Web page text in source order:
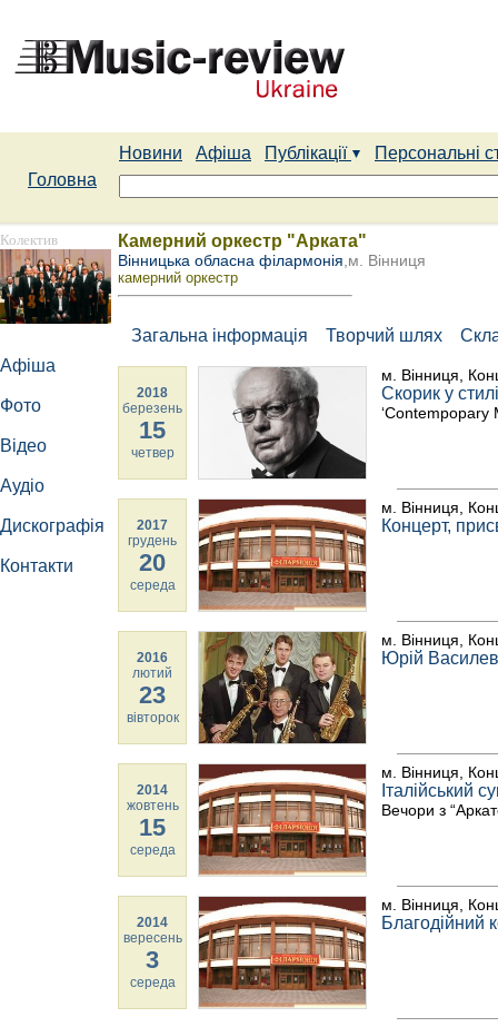
Новини Афіша Публікації
Персональні
Головна
Колектив
Афіша
Фото
Відео
Аудіо
Дискографія
Контакти
Камерний оркестр "Арката"
Вінницька обласна філармонія ,м. Вінниця
камерний оркестр
Загальна інформація Творчий шлях
2018
березень
15
четвер
м. Вінниця,
Скорик у
‘Contempopary
2017
грудень
20
середа
м. Вінниця,
Концерт,
2016
лютий
23
вівторок
м. Вінниця,
Юрій
2014
жовтень
15
середа
м. Вінниця,
Італійський
Вечори з
2014
вересень
3
середа
м. Вінниця,
Благодійний